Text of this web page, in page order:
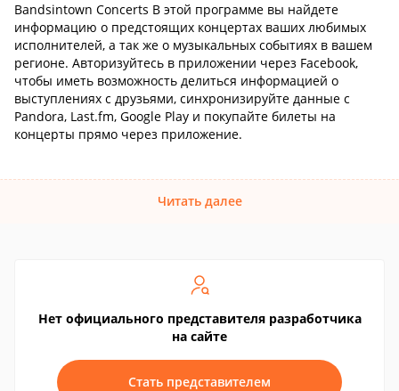
Bandsintown Concerts В этой программе вы найдете
информацию о предстоящих концертах ваших любимых
исполнителей, а так же о музыкальных событиях в вашем
регионе. Авторизуйтесь в приложении через Facebook,
чтобы иметь возможность делиться информацией о
выступлениях с друзьями, синхронизируйте данные с
Pandora, Last.fm, Google Play и покупайте билеты на
концерты прямо через приложение.
Читать далее
Нет официального представителя разработчика
на сайте
Стать представителем